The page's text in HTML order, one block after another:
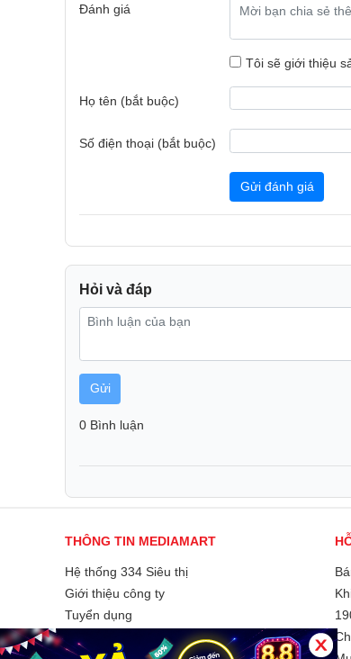
Cảm biến tự động để có mức độ khô
Sửa chữa dễ dàng và không phiền phức
Đánh giá
Tôi sẽ giới thiệu
Họ tên (bắt buộc)
Số điện thoại (bắt buộc)
Gửi đánh giá
Hỏi và đáp
Gửi
0 Bình luận
THÔNG TIN MEDIAMART
Hệ thống 334 Siêu thị
Giới thiệu công ty
Tuyển dụng